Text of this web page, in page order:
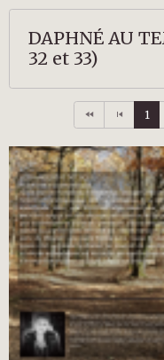
DAPHNÉ AU
32 et 33)
1